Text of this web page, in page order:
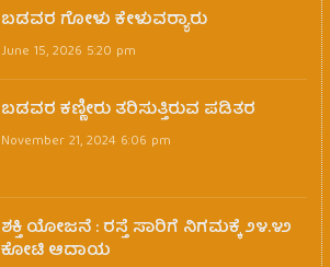
ಬಡವರ ಗೋಳು ಕೇಳುವರ‍್ಯಾರು
June 15, 2026 5:20 pm
ಬಡವರ ಕಣ್ಣೀರು ತರಿಸುತ್ತಿರುವ ಪಡಿತರ
November 21, 2024 6:06 pm
ಶಕ್ತಿ ಯೋಜನೆ : ರಸ್ತೆ ಸಾರಿಗೆ ನಿಗಮಕ್ಕೆ ೨೪.೪೨
ಕೋಟಿ ಆದಾಯ